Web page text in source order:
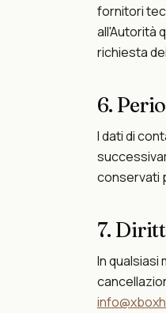
fornitori
all'Autorità
richiesta
6.
I dati di
conservati
7.
In qualsiasi